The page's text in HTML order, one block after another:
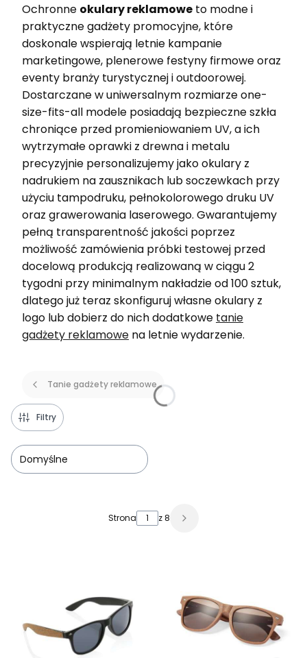
Ochronne okulary reklamowe to modne i
praktyczne gadżety promocyjne, które
doskonale wspierają letnie kampanie
marketingowe, plenerowe festyny firmowe oraz
eventy branży turystycznej i outdoorowej.
Dostarczane w uniwersalnym rozmiarze one-
size-fits-all modele posiadają bezpieczne szkła
chroniące przed promieniowaniem UV, a ich
wytrzymałe oprawki z drewna i metalu
precyzyjnie personalizujemy jako okulary z
nadrukiem na zausznikach lub soczewkach przy
użyciu tampodruku, pełnokolorowego druku UV
oraz grawerowania laserowego. Gwarantujemy
pełną transparentność jakości poprzez
możliwość zamówienia próbki testowej przed
docelową produkcją realizowaną w ciągu 2
tygodni przy minimalnym nakładzie od 100 sztuk,
dlatego już teraz skonfiguruj własne okulary z
logo lub dobierz do nich dodatkowe tanie
gadżety reklamowe na letnie wydarzenie.
Tanie gadżety reklamowe
Filtry
Domyślne
Strona z 8